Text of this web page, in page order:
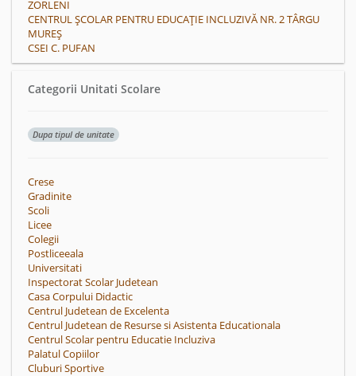
ZORLENI
CENTRUL ȘCOLAR PENTRU EDUCAȚIE INCLUZIVĂ NR. 2 TÂRGU
MUREȘ
CSEI C. PUFAN
Categorii Unitati Scolare
Dupa tipul de unitate
Crese
Gradinite
Scoli
Licee
Colegii
Postliceeala
Universitati
Inspectorat Scolar Judetean
Casa Corpului Didactic
Centrul Judetean de Excelenta
Centrul Judetean de Resurse si Asistenta Educationala
Centrul Scolar pentru Educatie Incluziva
Palatul Copiilor
Cluburi Sportive